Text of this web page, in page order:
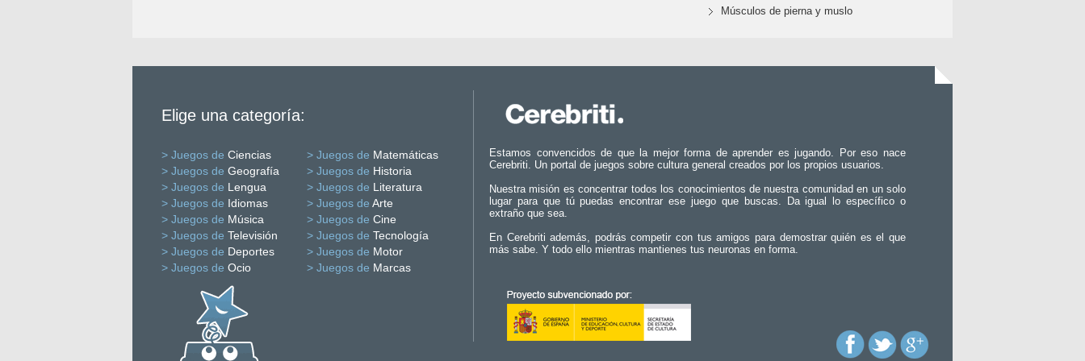
Músculos de pierna y muslo
Elige una categoría:
> Juegos de Ciencias > Juegos de Matemáticas
> Juegos de Geografía > Juegos de Historia
> Juegos de Lengua > Juegos de Literatura
> Juegos de Idiomas > Juegos de Arte
> Juegos de Música > Juegos de Cine
> Juegos de Televisión > Juegos de Tecnología
> Juegos de Deportes > Juegos de Motor
> Juegos de Ocio > Juegos de Marcas
Estamos convencidos de que la mejor forma de aprender es jugando. Por eso nace
Cerebriti. Un portal de juegos sobre cultura general creados por los propios usuarios.
Nuestra misión es concentrar todos los conocimientos de nuestra comunidad en un solo
lugar para que tú puedas encontrar ese juego que buscas. Da igual lo específico o
extraño que sea.
En Cerebriti además, podrás competir con tus amigos para demostrar quién es el que
más sabe. Y todo ello mientras mantienes tus neuronas en forma.